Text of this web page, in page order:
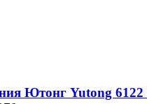
Ютонг Yutong 6122